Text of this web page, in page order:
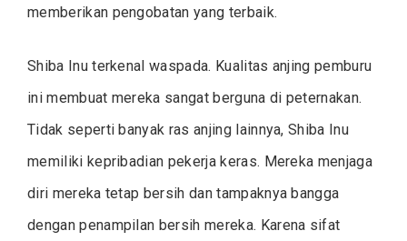
memberikan pengobatan yang terbaik.
Shiba Inu terkenal waspada. Kualitas anjing pemburu
ini membuat mereka sangat berguna di peternakan.
Tidak seperti banyak ras anjing lainnya, Shiba Inu
memiliki kepribadian pekerja keras. Mereka menjaga
diri mereka tetap bersih dan tampaknya bangga
dengan penampilan bersih mereka. Karena sifat